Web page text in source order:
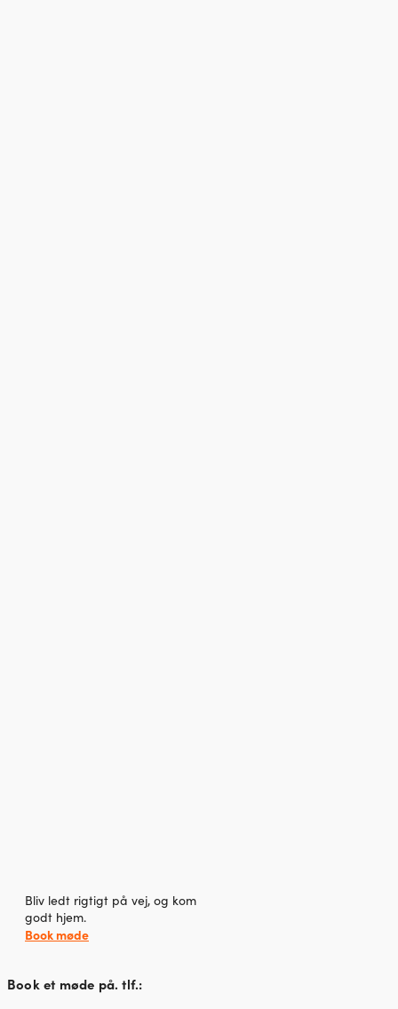
Bliv ledt rigtigt på vej, og kom
godt hjem.
Book møde
Book et møde på. tlf.: